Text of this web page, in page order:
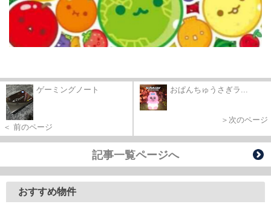
ゲーミングノート
＜ 前のページ
おぱんちゅうさぎラ...
＞次のページ
記事一覧ページへ
おすすめ物件